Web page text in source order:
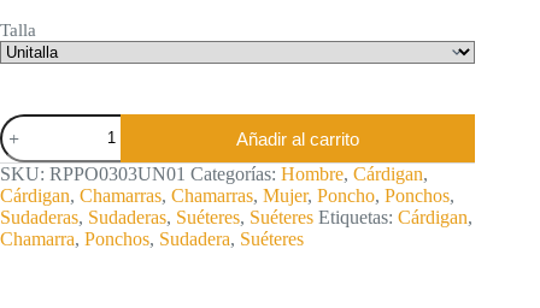
Talla
Poncho
Unisex
con
Mangas
cantidad
Añadir al carrito
SKU: RPPO0303UN01 Categorías: Hombre, Cárdigan,
Cárdigan, Chamarras, Chamarras, Mujer, Poncho, Ponchos,
Sudaderas, Sudaderas, Suéteres, Suéteres Etiquetas: Cárdigan,
Chamarra, Ponchos, Sudadera, Suéteres